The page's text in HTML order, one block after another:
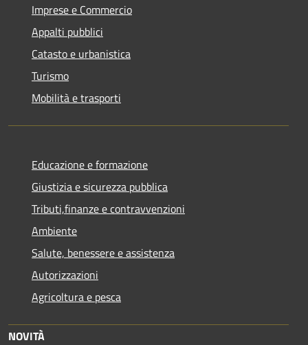
Imprese e Commercio
Appalti pubblici
Catasto e urbanistica
Turismo
Mobilità e trasporti
Educazione e formazione
Giustizia e sicurezza pubblica
Tributi,finanze e contravvenzioni
Ambiente
Salute, benessere e assistenza
Autorizzazioni
Agricoltura e pesca
NOVITÀ